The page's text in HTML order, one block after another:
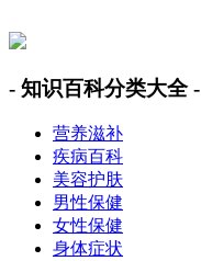
- 知识百科分类大全 -
营养滋补
疾病百科
美容护肤
男性保健
女性保健
身体症状